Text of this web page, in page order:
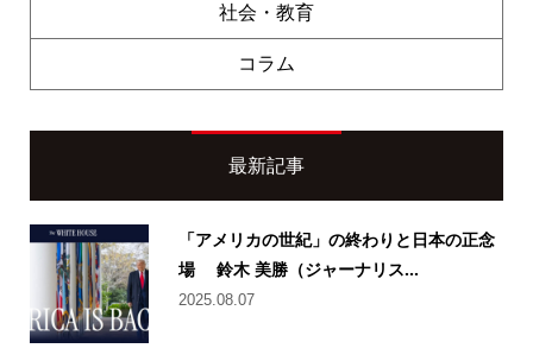
社会・教育
コラム
最新記事
「アメリカの世紀」の終わりと日本の正念
場 鈴木 美勝（ジャーナリス...
2025.08.07